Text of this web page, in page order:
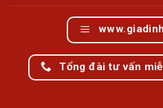
Tổng đài tư vấn